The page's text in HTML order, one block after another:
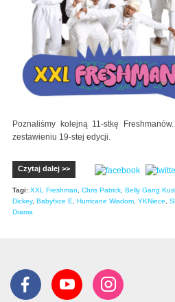
Poznaliśmy kolejną 11-stkę
zestawieniu 19-stej edycji.
Czytaj dalej >>
Tagi: XXL Freshman Chris Patrick Belly Gang
Dickey, Babyfxce E Hurricane Wisdom YKNiece
Drama